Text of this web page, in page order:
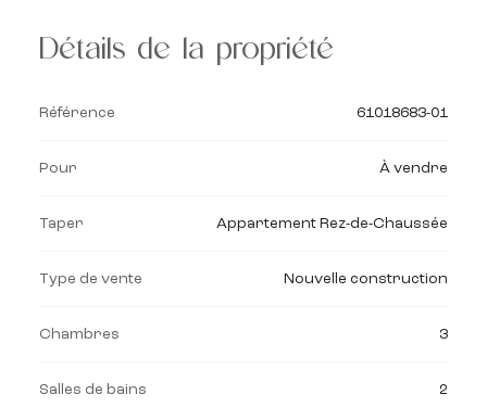
Détails de la propriété
Référence 61018683-01
Pour À vendre
Taper Appartement Rez-de-Chaussée
Type de vente Nouvelle construction
Chambres 3
Salles de bains 2